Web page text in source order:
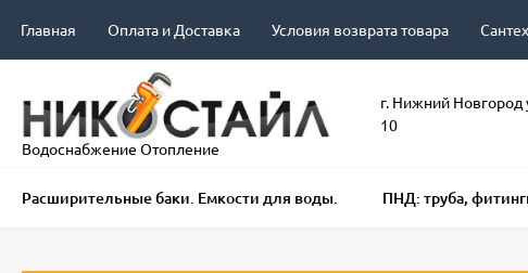
Главная Оплата и Доставка Условия возврата товара
Водоснабжение Отопление
г. Нижний Новгород
10
Расширительные баки. Емкости для воды. ПНД: труба,